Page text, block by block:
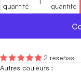
quantité
quantité
2 reseñas
Autres couleurs :